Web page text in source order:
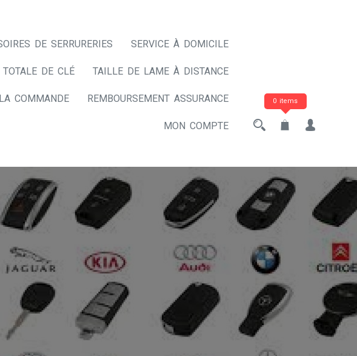
DE SERRURERIES SERVICE À DOMICILE
TOTALE DE CLÉ TAILLE DE LAME À DISTANCE
COMMANDE REMBOURSEMENT ASSURANCE
MON COMPTE
0 items